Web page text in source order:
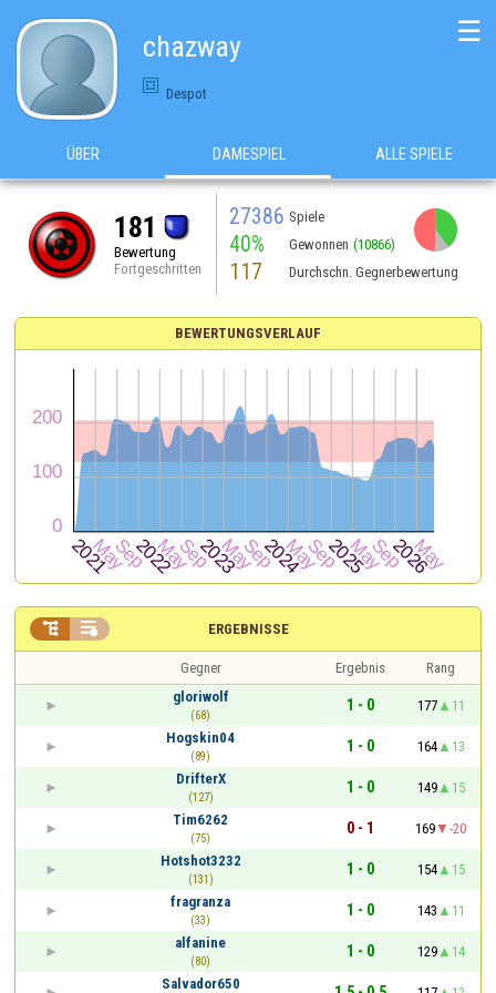
chazway
Despot
☰
ÜBER DAMESPIEL ALLE SPIELE
181
Bewertung
Fortgeschritten
27386 Spiele
40% Gewonnen (10866)
117 Durchschn. Gegnerbewertung
BEWERTUNGSVERLAUF
ERGEBNISSE
 
Gegner Ergebnis
Rang
gloriwolf
(68)
1 - 0 177
11
Hogskin04
(89)
1 - 0 164
13
DrifterX
(127)
1 - 0 149
15
Tim6262
(75)
0 - 1 169
-20
Hotshot3232
(131)
1 - 0 154
15
fragranza
(33)
1 - 0 143
11
alfanine
(80)
1 - 0 129
14
Salvador650